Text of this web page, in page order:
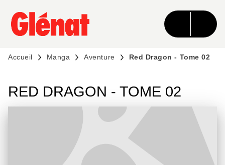
MENU RECHERCHE CONTENU
PIED DE PAGE
Accueil Manga Aventure Red Dragon - Tome 02
RED DRAGON - TOME 02